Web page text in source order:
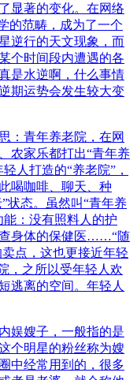
显著的变化。​在网络
的范畴，成为了一个
逆行的天文现象，而
个时间段内遭遇的各
是水逆啊，什么事情
期运势会发生较大变
：青年养老院，在网
农家乐都打出“青年养
人打造的“养老院”，
喝咖啡、聊天、种
”状态。虽然叫“青年养
：没有照料人的护
身体的保健医……“随
点，这也更接近年轻
，之所以受年轻人欢
逃离的空间。年轻人
娱嫂子，一般指的是
个明星的粉丝称为嫂
中经常用到的，很多